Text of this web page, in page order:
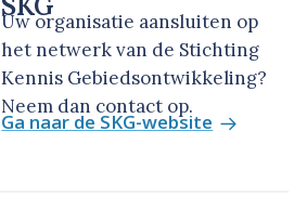
Uw organisatie aansluiten op
het netwerk van de Stichting
Kennis Gebiedsontwikkeling?
Neem dan contact op.
Ga naar de SKG-website